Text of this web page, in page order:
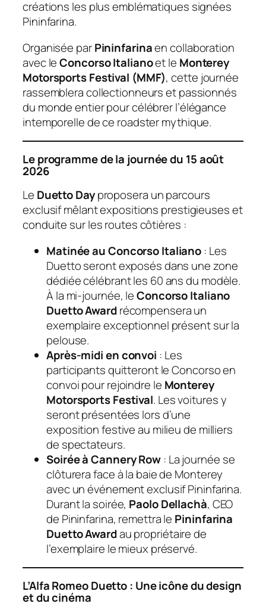
créations les plus emblématiques signées
Pininfarina.
Organisée parPininfarinaen collaboration
avec leConcorso Italianoet le Monterey
Motorsports Festival (MMF), cette journée
rassemblera collectionneurs et passionnés
du monde entier pour célébrer l’élégance
intemporelle de ce roadster mythique.
Le programme de la journée du 15 août
2026
Le Duetto Dayproposera un parcours
exclusif mêlant expositions prestigieuses et
conduite sur les routes côtières :
Matinée au Concorso Italiano : Les
Duetto seront exposés dans une zone
dédiée célébrant les 60 ans du modèle.
À la mi-journée, leConcorso Italiano
Duetto Awardrécompensera un
exemplaire exceptionnel présent sur la
pelouse.
Après-midi en convoi : Les
participants quitteront le Concorso en
convoi pour rejoindre le Monterey
Motorsports Festival. Les voitures y
seront présentées lors d’une
exposition festive au milieu de milliers
de spectateurs.
Soirée à Cannery Row : La journée se
clôturera face à la baie de Monterey
avec un événement exclusif Pininfarina.
Durant la soirée, Paolo Dellachà, CEO
de Pininfarina, remettra le Pininfarina
Duetto Awardau propriétaire de
l’exemplaire le mieux préservé.
L’Alfa Romeo Duetto : Une icône du design
et du cinéma